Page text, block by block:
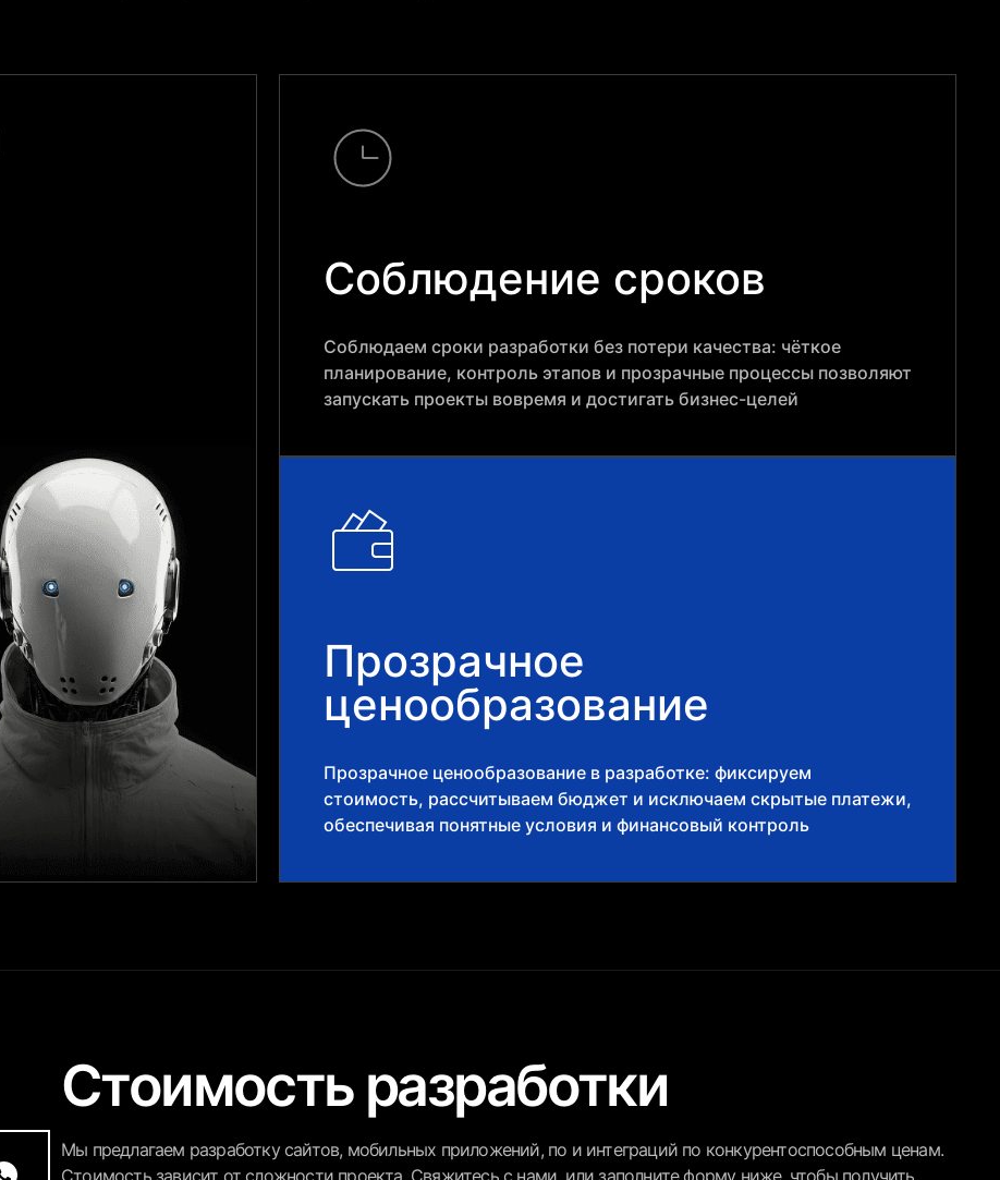
Соблюдение сроков
Соблюдаем сроки разработки без потери качества: чёткое
планирование, контроль этапов и прозрачные процессы позволяют
запускать проекты вовремя и достигать бизнес-целей
Прозрачное
ценообразование
Прозрачное ценообразование в разработке: фиксируем
стоимость, рассчитываем бюджет и исключаем скрытые платежи,
обеспечивая понятные условия и финансовый контроль
Стоимость разработки
Мы предлагаем разработку сайтов, мобильных приложений, по и интеграций по конкурентоспособным ценам.